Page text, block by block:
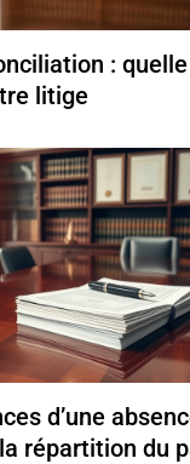
:
litige
d’une
répartition du